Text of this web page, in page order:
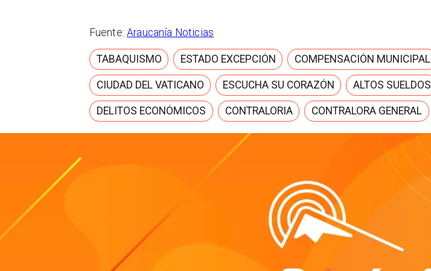
Fuente:Araucanía Noticias
TABAQUISMO ESTADO EXCEPCIÓN COMPENSACIÓN MUNICIPAL
CIUDAD DEL VATICANO ESCUCHA SU CORAZÓN ALTOS SUELDOS
DELITOS ECONÓMICOS CONTRALORIA CONTRALORA GENERAL